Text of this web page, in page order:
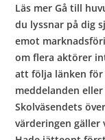
Läs mer Gå till
du lyssnar på dig
emot
om flera aktörer
att följa länken för
meddelanden
Skolväsendets
värderingen gäller